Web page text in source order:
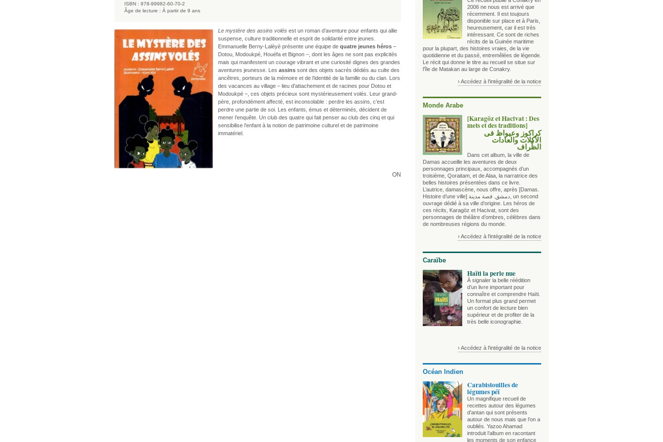
ISBN : 978-99982-60-70-2
Âge de lecture : À partir de 9 ans
Le mystère des assins volés est un roman d’aventure pour enfants qui allie
suspense, culture traditionnelle et esprit de solidarité entre jeunes.
Emmanuelle Berny-Lalèyè présente une équipe de quatre jeunes héros –
Dotou, Modoukpé, Houéfa et Bignon –, dont les âges ne sont pas explicités
mais qui manifestent un courage vibrant et une curiosité dignes des grandes
aventures jeunesse. Les assins sont des objets sacrés dédiés au culte des
ancêtres, porteurs de la mémoire et de l’identité de la famille ou du clan. Lors
des vacances au village – lieu d'attachement et de racines pour Dotou et
Modoukpé –, ces objets précieux sont mystérieusement volés. Leur grand-
père, profondément affecté, est inconsolable : perdre les assins, c’est
perdre une partie de soi. Les enfants, émus et déterminés, décident de
mener l’enquête. Un club des quatre qui fait penser au club des cinq et qui
sensibilise l’enfant à la notion de patrimoine culturel et de patrimoine
immatériel.
ON
2006 ne nous est arrivé que
récemment. Il est toujours
disponible sur place et à Paris,
heureusement, car il est très
intéressant. Ce sont de riches
récits de la Guinée maritime
pour la plupart, des histoires vraies, de la vie
quotidienne et du passé, entremêlées de légende.
Le récit qui donne le titre au recueil se situe sur
l'île de Matakan au large de Conakry.
› Accédez à l'intégralité de la notice
Monde Arabe
[Karagöz et Hacivat : Des
mets et des traditions]
كراكوز وعيواظ فى
الأكلات والعادات
الظِّراف
Dans cet album, la ville de
Damas accueille les aventures de deux
personnages principaux, accompagnés d’un
troisième, Qoraitam, et de Alaa, la narratrice des
belles histoires présentées dans ce livre.
L’autrice, damascène, nous offre, après [Damas.
Histoire d’une ville] دمشق. قصة مدينة , un second
ouvrage dédié à sa ville d’origine. Les héros de
ces récits, Karagöz et Hacivat, sont des
personnages de théâtre d’ombres, célèbres dans
de nombreuses régions du monde.
› Accédez à l'intégralité de la notice
Caraïbe
Haïti la perle nue
À signaler la belle réédition
d’un livre important pour
connaître et comprendre Haïti.
Un format plus grand permet
un confort de lecture bien
supérieur et de profiter de la
très belle iconographie.
› Accédez à l'intégralité de la notice
Océan Indien
Carabistouilles de
légumes péï
Un magnifique recueil de
recettes autour des légumes
d’antan qui sont présents
autour de nous mais que l’on a
oubliés. Yazoo Ahamad
introduit l’album en racontant
les moments de son enfance